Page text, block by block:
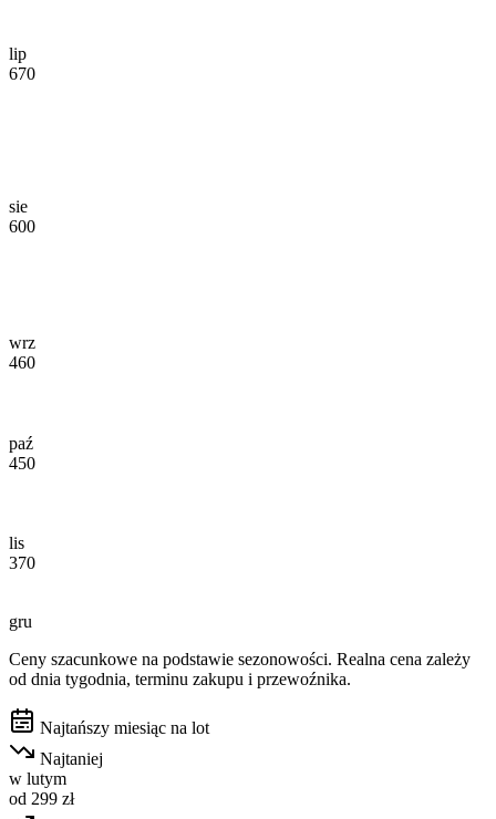
lip
670
sie
600
wrz
460
paź
450
lis
370
gru
Ceny szacunkowe na podstawie sezonowości. Realna cena zależy
od dnia tygodnia, terminu zakupu i przewoźnika.
Najtańszy miesiąc na lot
Najtaniej
w lutym
od 299 zł